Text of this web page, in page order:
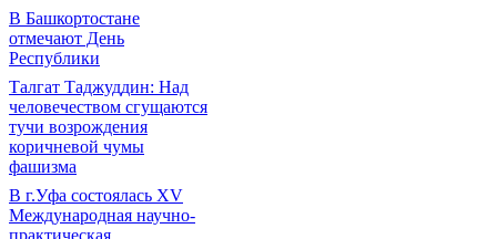
В Башкортостане
отмечают День
Республики
Талгат Таджуддин: Над
человечеством сгущаются
тучи возрождения
коричневой чумы
фашизма
В г.Уфа состоялась XV
Международная научно-
практическая